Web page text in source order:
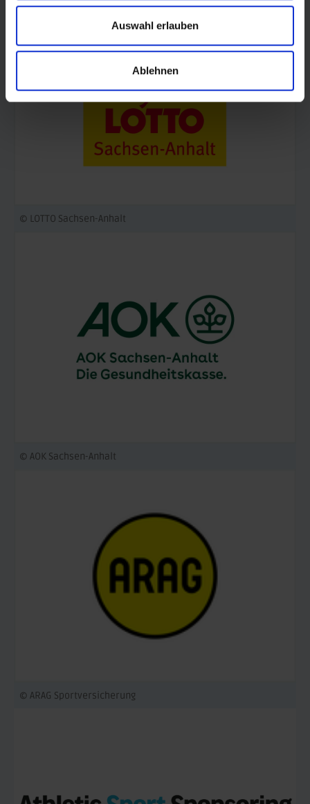
Auswahl erlauben
Ablehnen
© LOTTO Sachsen-Anhalt
© AOK Sachsen-Anhalt
© ARAG Sportversicherung